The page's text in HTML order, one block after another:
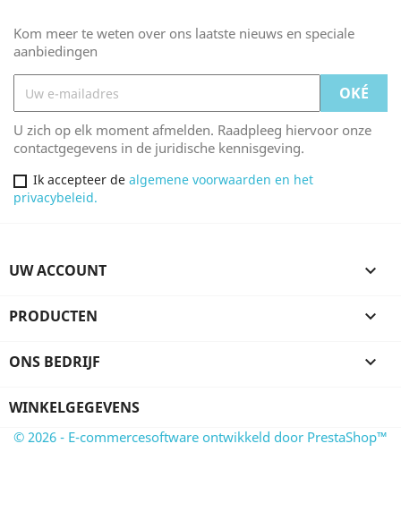
Kom meer te weten over ons laatste nieuws en speciale
aanbiedingen
U zich op elk moment afmelden. Raadpleeg hiervoor onze
contactgegevens in de juridische kennisgeving.
Ik accepteer de algemene voorwaarden en het
privacybeleid.
UW ACCOUNT 
PRODUCTEN 
ONS BEDRIJF 
WINKELGEGEVENS
© 2026 - E-commercesoftware ontwikkeld door PrestaShop™